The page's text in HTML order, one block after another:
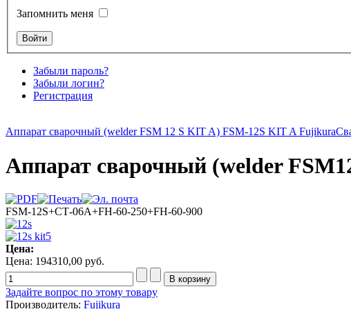
Запомнить меня
Забыли пароль?
Забыли логин?
Регистрация
Аппарат сварочный (welder FSM 12 S KIT A) FSM-12S KIT A Fujikura
Аппарат сварочный (welder
FSM-12S+СТ-06А+FH-60-250+FH-60-900
Цена:
Цена: 194310,00 руб.
Задайте вопрос по этому товару
Производитель: Fujikura